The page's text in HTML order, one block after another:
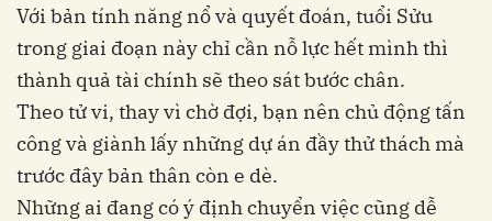
Với bản tính năng nổ và quyết đoán, tuổi Sửu
trong giai đoạn này chỉ cần nỗ lực hết mình thì
thành quả tài chính sẽ theo sát bước chân.
Theo tử vi, thay vì chờ đợi, bạn nên chủ động tấn
công và giành lấy những dự án đầy thử thách mà
trước đây bản thân còn e dè.
Những ai đang có ý định chuyển việc cũng dễ